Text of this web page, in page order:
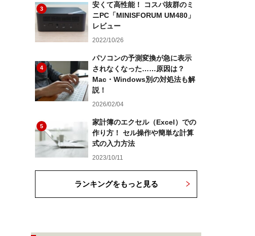
3
安くて高性能！ コスパ抜群のミ
ニPC「MINISFORUM UM480」
レビュー
2022/10/26
4
パソコンの予測変換が急に表示
されなくなった……原因は？
Mac・Windows別の対処法も解
説！
2026/02/04
5
家計簿のエクセル（Excel）での
作り方！ セル操作や簡単な計算
式の入力方法
2023/10/11
ランキングをもっと見る